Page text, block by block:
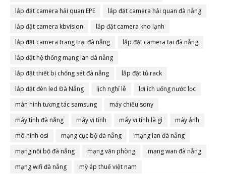
lắp đặt camera hải quan EPE
lắp đặt camera hải quan đà nẵng
lắp đặt camera kbvision
lắp đặt camera kho lạnh
lắp đặt camera trang trại đà nẵng
lắp đặt camera tại đà nẵng
lắp đặt hệ thống mạng lan đà nẵng
lắp đặt thiết bị chống sét đà nẵng
lắp đặt tủ rack
lắp đặt đèn led Đà Nẵng
lịch nghỉ lễ
lợi ích uống nước lọc
màn hình tương tác samsung
máy chiếu sony
máy tính đà nẵng
máy vi tính máy vi tính là gì
máy ảnh
mô hình osi
mạng cục bộ đà nẵng
mạng lan đà nẵng
mạng nội bộ đà nẵng
mạng văn phòng
mạng wan đà nẵng
mạng wifi đà nẵng
mỹ áp thuế việt nam